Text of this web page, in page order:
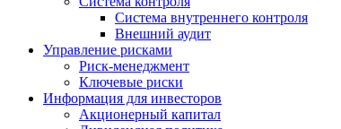
Система внутреннего контроля
Внешний аудит
Управление рисками
Риск-менеджмент
Ключевые риски
Информация для инвесторов
Акционерный капитал